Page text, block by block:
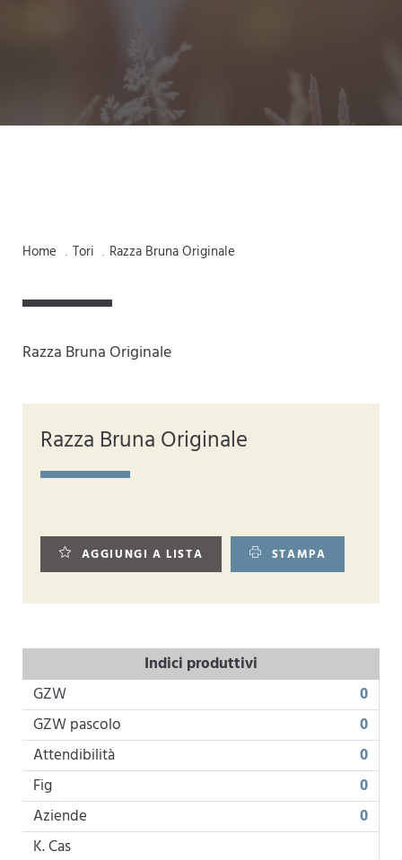
Home . Tori . Razza Bruna Originale
Razza Bruna Originale
Razza Bruna Originale
AGGIUNGI A LISTA STAMPA
Indici produttivi
GZW
0
GZW pascolo
0
Attendibilità
0
Fig
0
Aziende
0
K. Cas